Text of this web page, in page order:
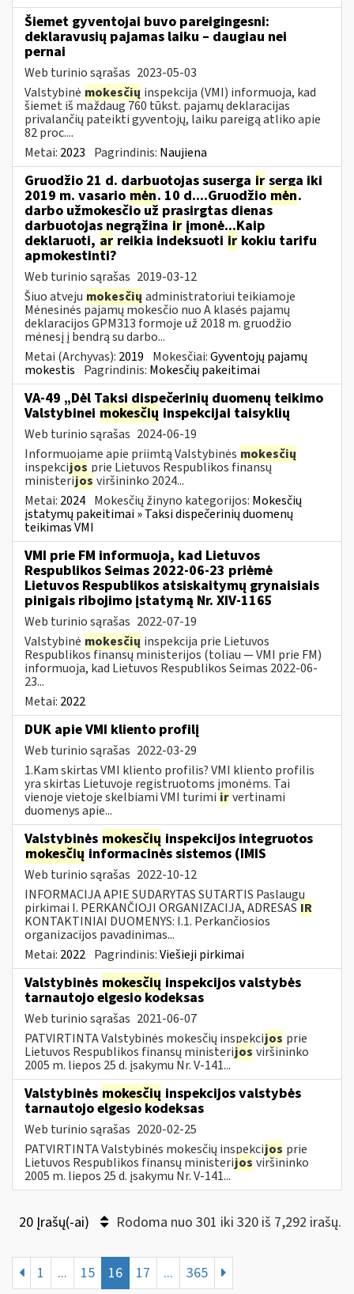
Šiemet gyventojai buvo pareigingesni:
deklaravusių pajamas laiku – daugiau nei
pernai
Web turinio sąrašas 2023-05-03
Valstybinė mokesčių inspekcija (VMI) informuoja, kad
šiemet iš maždaug 760 tūkst. pajamų deklaracijas
privalančių pateikti gyventojų, laiku pareigą atliko apie
82 proc....
Metai: 2023 Pagrindinis: Naujiena
Gruodžio 21 d. darbuotojas suserga ir serga iki
2019 m. vasario mėn. 10 d....Gruodžio mėn.
darbo užmokesčio už prasirgtas dienas
darbuotojas negrąžina ir įmonė...Kaip
deklaruoti, ar reikia indeksuoti ir kokiu tarifu
apmokestinti?
Web turinio sąrašas 2019-03-12
Šiuo atveju mokesčių administratoriui teikiamoje
Mėnesinės pajamų mokesčio nuo A klasės pajamų
deklaracijos GPM313 formoje už 2018 m. gruodžio
mėnesį į bendrą su darbo...
Metai (Archyvas): 2019 Mokesčiai:Gyventojų pajamų
mokestis Pagrindinis: Mokesčių pakeitimai
VA-49 „Dėl Taksi dispečerinių duomenų teikimo
Valstybinei mokesčių inspekcijai taisyklių
Web turinio sąrašas 2024-06-19
Informuojame apie priimtą Valstybinės mokesčių
inspekcijos prie Lietuvos Respublikos finansų
ministerijos viršininko 2024...
Metai: 2024 Mokesčių žinyno kategorijos: Mokesčių
įstatymų pakeitimai » Taksi dispečerinių duomenų
teikimas VMI
VMI prie FM informuoja, kad Lietuvos
Respublikos Seimas 2022-06-23 priėmė
Lietuvos Respublikos atsiskaitymų grynaisiais
pinigais ribojimo įstatymą Nr. XIV-1165
Web turinio sąrašas 2022-07-19
Valstybinė mokesčių inspekcija prie Lietuvos
Respublikos finansų ministerijos (toliau — VMI prie FM)
informuoja, kad Lietuvos Respublikos Seimas 2022-06-
23...
Metai: 2022
DUK apie VMI kliento profilį
Web turinio sąrašas 2022-03-29
1.Kam skirtas VMI kliento profilis? VMI kliento profilis
yra skirtas Lietuvoje registruotoms įmonėms. Tai
vienoje vietoje skelbiami VMI turimi irvertinami
duomenys apie...
Valstybinės mokesčių inspekcijos integruotos
mokesčių informacinės sistemos (IMIS
Web turinio sąrašas 2022-10-12
INFORMACIJA APIE SUDARYTAS SUTARTIS Paslaugų
pirkimai I. PERKANČIOJI ORGANIZACIJA, ADRESAS IR
KONTAKTINIAI DUOMENYS: I.1. Perkančiosios
organizacijos pavadinimas...
Metai: 2022 Pagrindinis:Viešieji pirkimai
Valstybinės mokesčių inspekcijos valstybės
tarnautojo elgesio kodeksas
Web turinio sąrašas 2021-06-07
PATVIRTINTA Valstybinės mokesčių inspekcijos prie
Lietuvos Respublikos finansų ministerijos viršininko
2005 m. liepos 25 d. įsakymu Nr. V-141...
Valstybinės mokesčių inspekcijos valstybės
tarnautojo elgesio kodeksas
Web turinio sąrašas 2020-02-25
PATVIRTINTA Valstybinės mokesčių inspekcijos prie
Lietuvos Respublikos finansų ministerijos viršininko
2005 m. liepos 25 d. įsakymu Nr. V-141...
20 Įrašų(-ai) Rodoma nuo 301 iki 320 iš 7,292 irašų.
1 ... 15 16 17 ... 365